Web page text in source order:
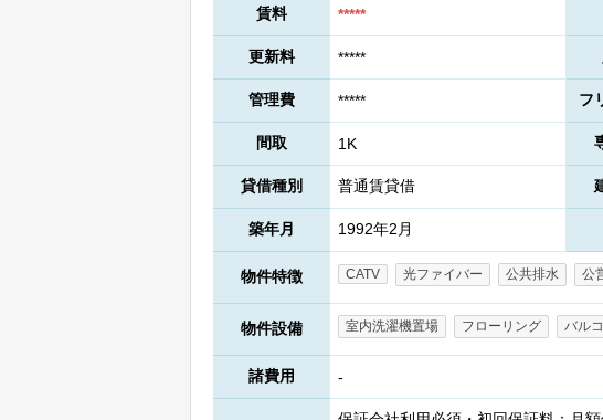
賃料 *****
更新料 *****
管理費 ***** フ
間取 1K
貸借種別 普通賃貸借
築年月 1992年2月
物件特徴 CATV 光ファイバー 公共排水 公
物件設備 室内洗濯機置場 フローリング バル
諸費用 -